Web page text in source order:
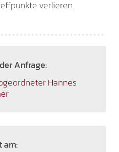
verlieren.
Anfrage:
Hannes
am: